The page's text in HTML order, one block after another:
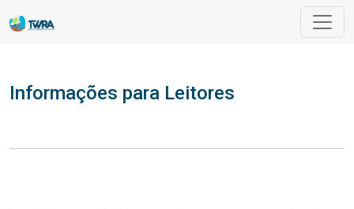
Informações para Leitores